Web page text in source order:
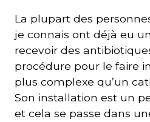
La plupart des
je connais ont déjà eu
recevoir des
procédure pour le faire
plus complexe qu’un
Son installation est un
et cela se passe dans